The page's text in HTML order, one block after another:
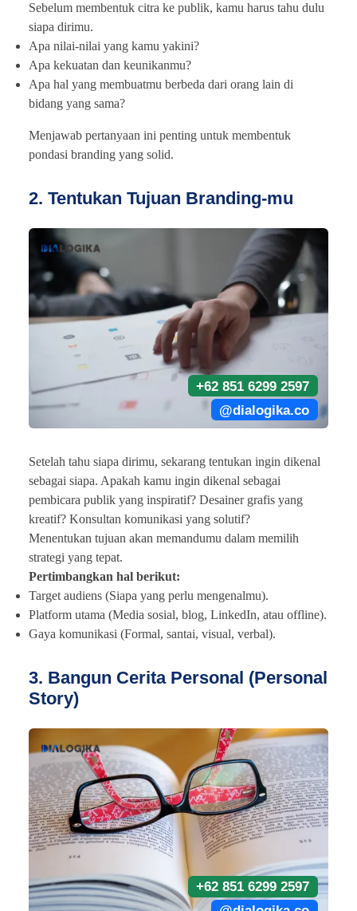
Sebelum membentuk citra ke publik, kamu harus tahu dulu
siapa dirimu.
Apa nilai-nilai yang kamu yakini?
Apa kekuatan dan keunikanmu?
Apa hal yang membuatmu berbeda dari orang lain di
bidang yang sama?
Menjawab pertanyaan ini penting untuk membentuk
pondasi branding yang solid.
2. Tentukan Tujuan Branding-mu
+62 851 6299 2597
@dialogika.co
Setelah tahu siapa dirimu, sekarang tentukan ingin dikenal
sebagai siapa. Apakah kamu ingin dikenal sebagai
pembicara publik yang inspiratif? Desainer grafis yang
kreatif? Konsultan komunikasi yang solutif?
Menentukan tujuan akan memandumu dalam memilih
strategi yang tepat.
Pertimbangkan hal berikut:
Target audiens (Siapa yang perlu mengenalmu).
Platform utama (Media sosial, blog, LinkedIn, atau offline).
Gaya komunikasi (Formal, santai, visual, verbal).
3. Bangun Cerita Personal (Personal
Story)
+62 851 6299 2597